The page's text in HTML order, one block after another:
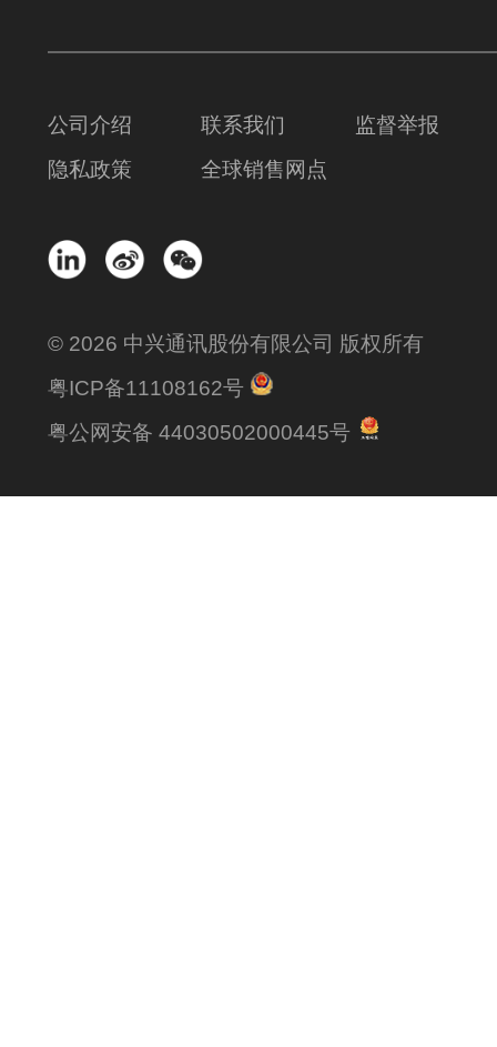
公司介绍 联系我们
监督举报
隐私政策
全球销售网点
© 2026 中兴通讯股份有限公司 版权所有
粤ICP备11108162号
粤公网安备 44030502000445号